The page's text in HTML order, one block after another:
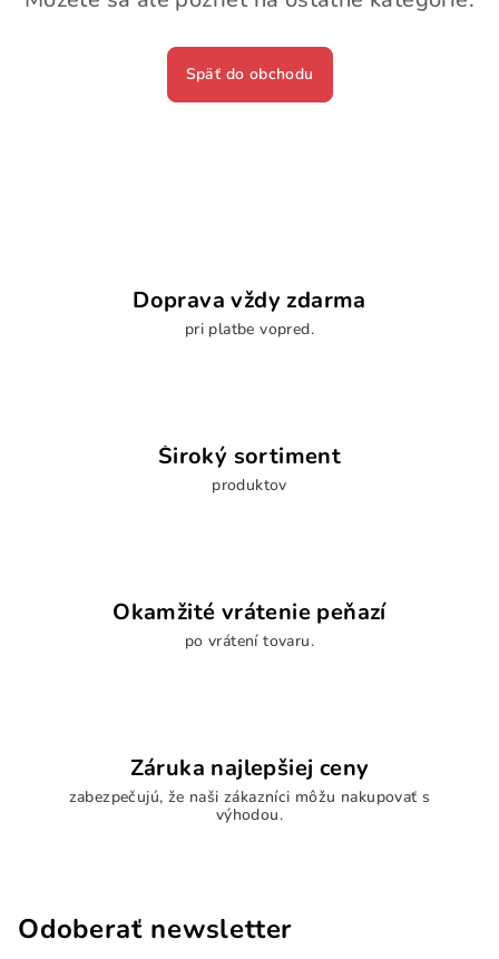
Späť do obchodu
Doprava vždy zdarma
pri platbe vopred.
Široký sortiment
produktov
Okamžité vrátenie peňazí
po vrátení tovaru.
Záruka najlepšiej ceny
zabezpečujú, že naši zákazníci môžu nakupovať s
výhodou.
Odoberať newsletter